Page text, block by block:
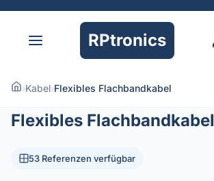
RPtronics
›Kabel›Flexibles Flachbandkabel
Flexibles Flachbandkabel
53 Referenzen verfügbar